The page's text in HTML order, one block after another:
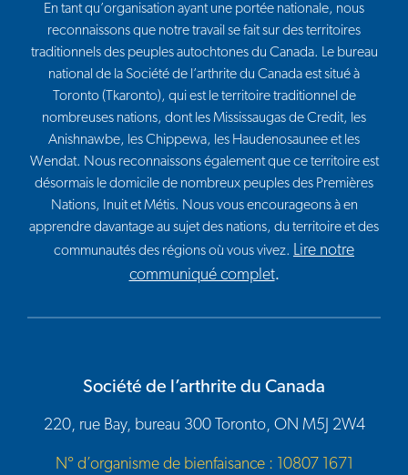
En tant qu’organisation ayant une portée nationale, nous
reconnaissons que notre travail se fait sur des territoires
traditionnels des peuples autochtones du Canada. Le bureau
national de la Société de l’arthrite du Canada est situé à
Toronto (Tkaronto), qui est le territoire traditionnel de
nombreuses nations, dont les Mississaugas de Credit, les
Anishnawbe, les Chippewa, les Haudenosaunee et les
Wendat. Nous reconnaissons également que ce territoire est
désormais le domicile de nombreux peuples des Premières
Nations, Inuit et Métis. Nous vous encourageons à en
apprendre davantage au sujet des nations, du territoire et des
communautés des régions où vous vivez. Lire notre
communiqué complet.
Société de l’arthrite du Canada
220, rue Bay, bureau 300 Toronto, ON M5J 2W4
N° d’organisme de bienfaisance : 10807 1671